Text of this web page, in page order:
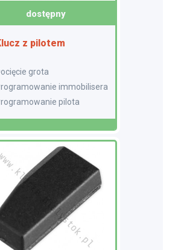
dostępny
Klucz z pilotem
Docięcie grota
Programowanie immobilisera
Programowanie pilota